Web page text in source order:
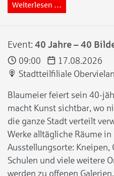
Weiterlesen …
Event: 40 Jahre – 40
09:00
17.08.2026
Stadtteilfiliale
Blaumeier feiert sein 40-
macht Kunst sichtbar, wo
die ganze Stadt verteilt
Werke alltägliche Räume
Ausstellungsorte: Kneipen,
Schulen und viele weitere
werden zu offenen